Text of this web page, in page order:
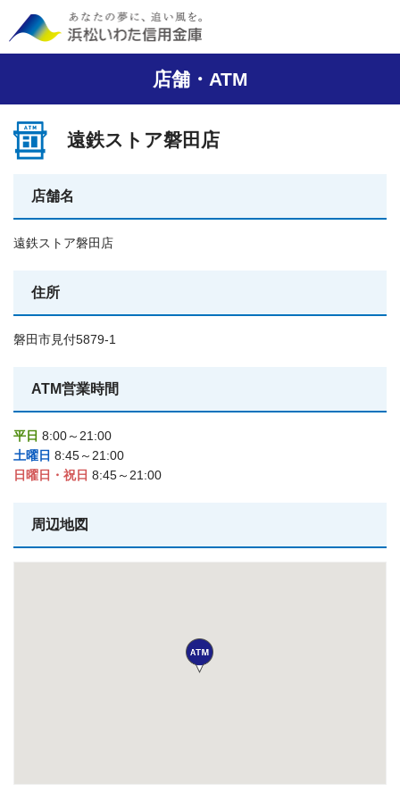
店舗・ATM
遠鉄ストア磐田店
店舗名
遠鉄ストア磐田店
住所
磐田市見付5879-1
ATM営業時間
平日 8:00～21:00
土曜日 8:45～21:00
日曜日・祝日 8:45～21:00
周辺地図